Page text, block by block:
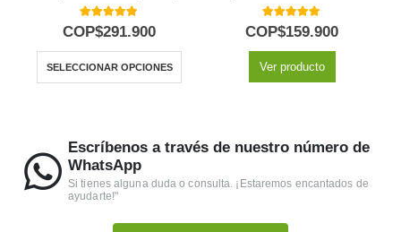
5.00out of 5
COP$291.900
SELECCIONAR OPCIONES
5.00out of 5
COP$159.900
Ver producto
Escríbenos a través de nuestro número de
WhatsApp
Si tienes alguna duda o consulta. ¡Estaremos encantados de
ayudarte!"